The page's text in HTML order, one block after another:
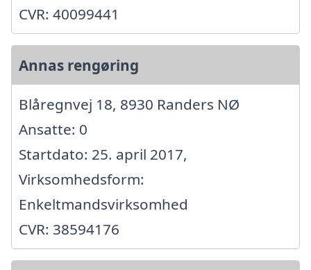
CVR: 40099441
Annas rengøring
Blåregnvej 18, 8930 Randers NØ
Ansatte: 0
Startdato: 25. april 2017,
Virksomhedsform:
Enkeltmandsvirksomhed
CVR: 38594176